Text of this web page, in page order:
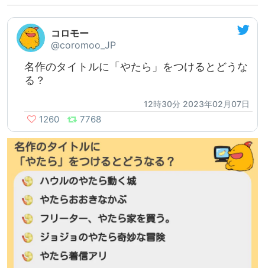
コロモー
@coromoo_JP
名作のタイトルに「やたら」をつけるとどうな
る？
12時30分 2023年02月07日
1260 7768